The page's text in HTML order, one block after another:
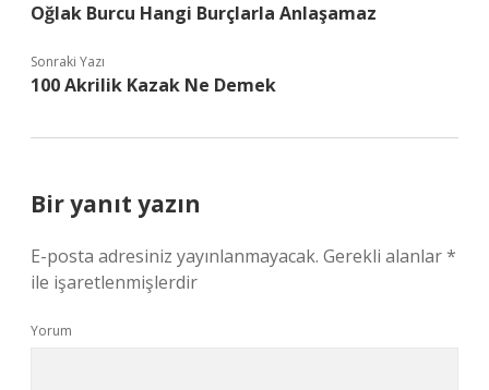
Oğlak Burcu Hangi Burçlarla Anlaşamaz
Sonraki Yazı
100 Akrilik Kazak Ne Demek
Bir yanıt yazın
E-posta adresiniz yayınlanmayacak. Gerekli alanlar*
ile işaretlenmişlerdir
Yorum